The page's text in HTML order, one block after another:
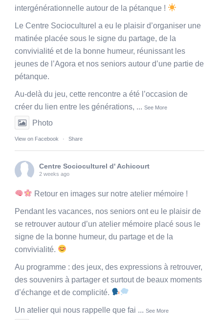
intergénérationnelle autour de la pétanque !
Le Centre Socioculturel a eu le plaisir d’organiser une
matinée placée sous le signe du partage, de la
convivialité et de la bonne humeur, réunissant les
jeunes de l’Agora et nos seniors autour d’une partie de
pétanque.
Au-delà du jeu, cette rencontre a été l’occasion de
créer du lien entre les générations, ... See More
Photo
View on Facebook · Share
Centre Socioculturel d' Achicourt
2 weeks ago
Retour en images sur notre atelier mémoire !
Pendant les vacances, nos seniors ont eu le plaisir de
se retrouver autour d’un atelier mémoire placé sous le
signe de la bonne humeur, du partage et de la
convivialité.
Au programme : des jeux, des expressions à retrouver,
des souvenirs à partager et surtout de beaux moments
d’échange et de complicité.
Un atelier qui nous rappelle que fai ... See More